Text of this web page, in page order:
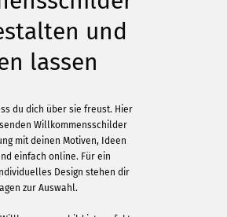
und
lassen
du dich über sie freust. Hier
Willkommensschilder
mit deinen Motiven, Ideen
einfach online. Für ein
Design stehen dir
zur Auswahl.